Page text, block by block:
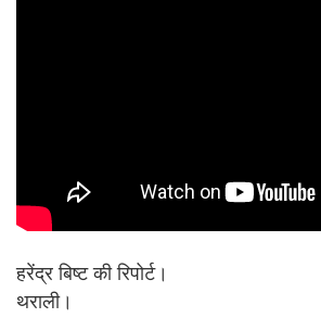
हरेंद्र बिष्ट की रिपोर्ट।
थराली।